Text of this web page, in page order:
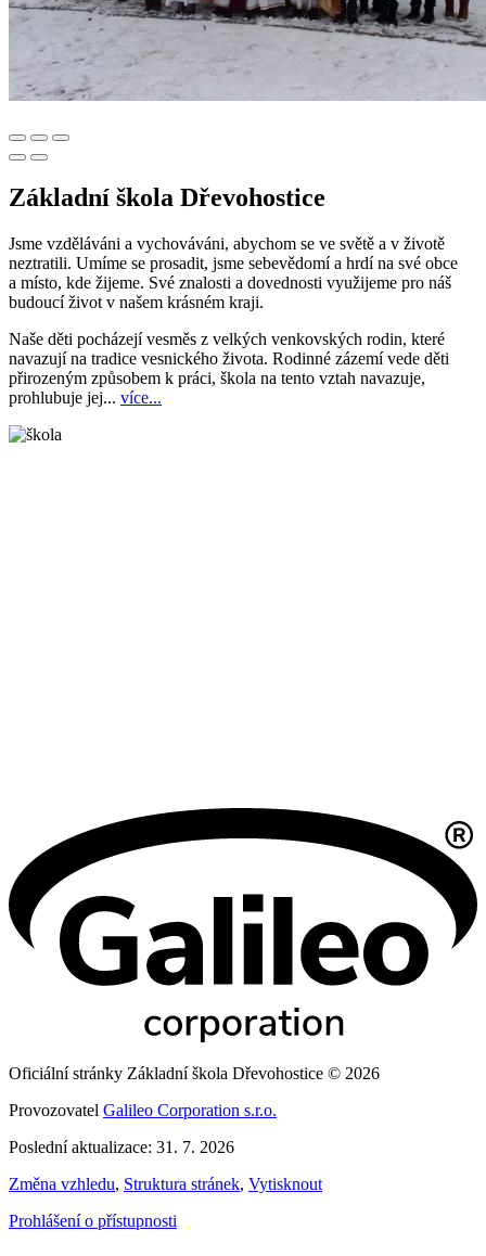
Základní škola Dřevohostice
Jsme vzděláváni a vychováváni, abychom se ve světě a v životě
neztratili. Umíme se prosadit, jsme sebevědomí a hrdí na své obce
a místo, kde žijeme. Své znalosti a dovednosti využijeme pro náš
budoucí život v našem krásném kraji.
Naše děti pocházejí vesměs z velkých venkovských rodin, které
navazují na tradice vesnického života. Rodinné zázemí vede děti
přirozeným způsobem k práci, škola na tento vztah navazuje,
prohlubuje jej... více...
Oficiální stránky Základní škola Dřevohostice © 2026
Provozovatel Galileo Corporation s.r.o.
Poslední aktualizace: 31. 7. 2026
Změna vzhledu, Struktura stránek, Vytisknout
Prohlášení o přístupnosti